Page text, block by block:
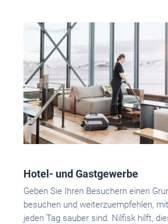
Hotel- und Gastgewerbe
Geben Sie Ihren Besuchern einen
besuchen und weiterzuempfehlen,
jeden Tag sauber sind. Nilfisk hilft,